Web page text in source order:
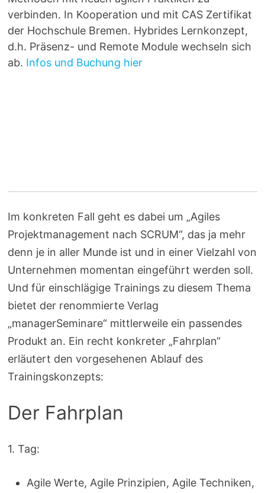
verbinden. In Kooperation und mit CAS Zertifikat
der Hochschule Bremen. Hybrides Lernkonzept,
d.h. Präsenz- und Remote Module wechseln sich
ab. Infos und Buchung hier
Im konkreten Fall geht es dabei um „Agiles
Projektmanagement nach SCRUM“, das ja mehr
denn je in aller Munde ist und in einer Vielzahl von
Unternehmen momentan eingeführt werden soll.
Und für einschlägige Trainings zu diesem Thema
bietet der renommierte Verlag
„managerSeminare“ mittlerweile ein passendes
Produkt an. Ein recht konkreter „Fahrplan“
erläutert den vorgesehenen Ablauf des
Trainingskonzepts:
Der Fahrplan
1. Tag:
Agile Werte, Agile Prinzipien, Agile Techniken,